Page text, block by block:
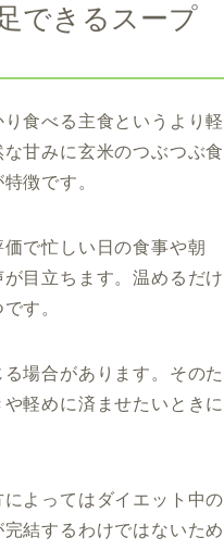
できるスープ
食べる主食というより軽
甘みに玄米のつぶつぶ食
徴です。
で忙しい日の食事や朝
目立ちます。温めるだけ
す。
場合があります。そのた
軽めに済ませたいときに
よってはダイエット中の
結するわけではないため